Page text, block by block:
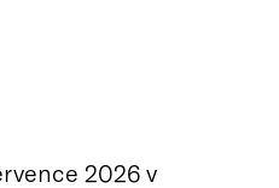
2026 v